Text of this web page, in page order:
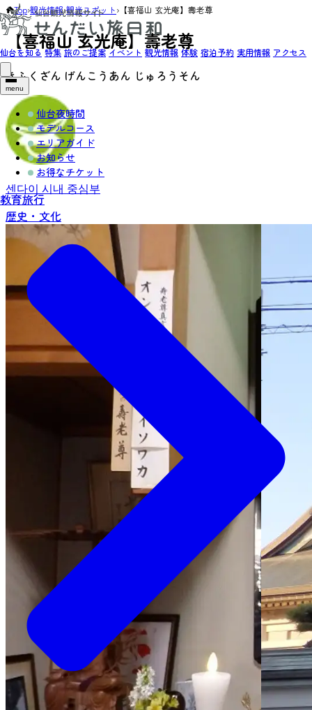
仙台を知る 特集 旅のご提案 イベント 観光情報 体験 宿泊予約 実用情報 アクセス
menu
仙台夜時間
モデルコース
エリアガイド
お知らせ
お得なチケット
教育旅行
Top›観光情報›観光スポット› 【喜福山 玄光庵】壽老尊
【喜福山 玄光庵】壽老尊
きふくざん げんこうあん じゅろうそん
센다이 시내 중심부
歴史・文化